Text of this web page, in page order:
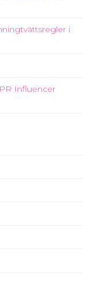
i
Influencer